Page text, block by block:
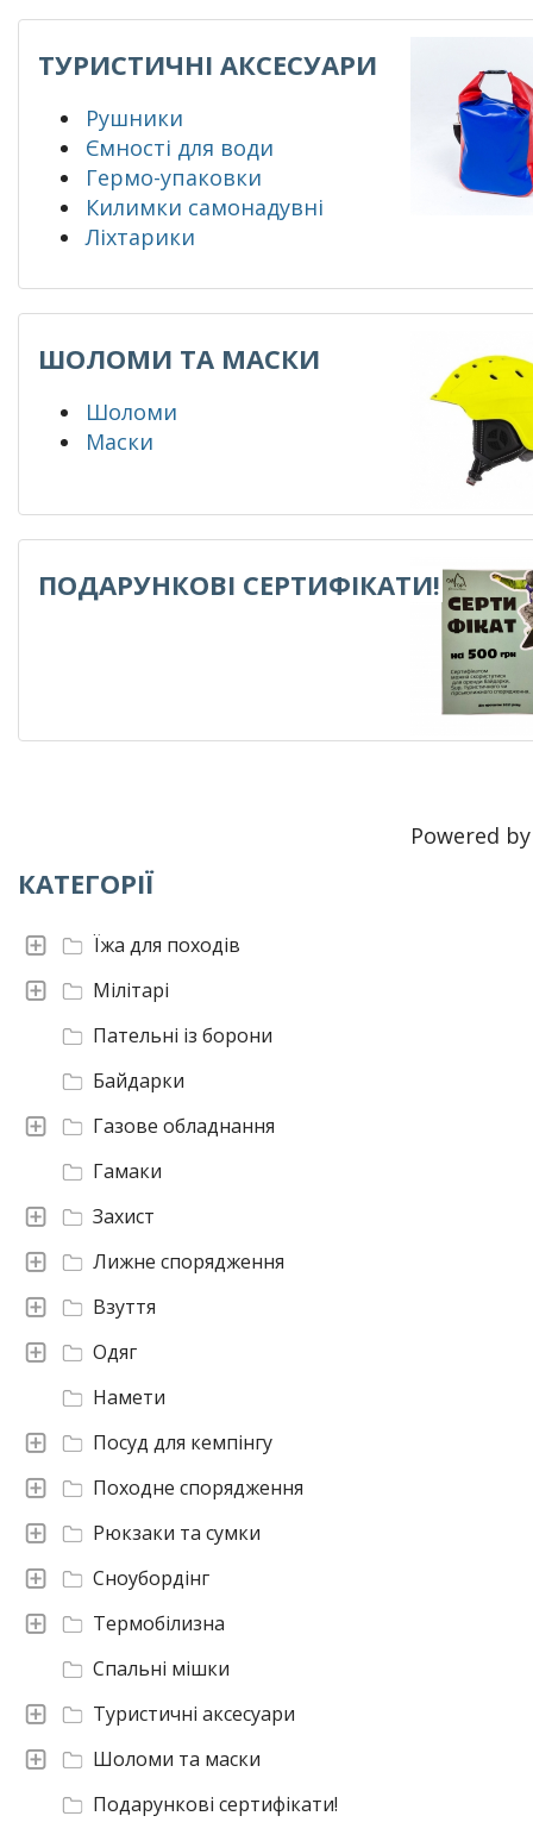
КАТЕГОРІЇ
Подарункові сертифікати!
Шоломи та маски
Туристичні аксесуари
Спальні мішки
Термобілизна
Сноубордінг
Рюкзаки та сумки
Походне спорядження
Посуд для кемпінгу
Намети
Одяг
Взуття
Лижне спорядження
Захист
Гамаки
Газове обладнання
Байдарки
Пательні із борони
Мілітарі
Їжа для походів
ПОДАРУНКОВІ СЕРТИФІКАТИ!
ШОЛОМИ ТА МАСКИ
Шоломи
Маски
ТУРИСТИЧНІ АКСЕСУАРИ
Рушники
Ємності для води
Гермо-упаковки
Килимки самонадувні
Ліхтарики
Powered